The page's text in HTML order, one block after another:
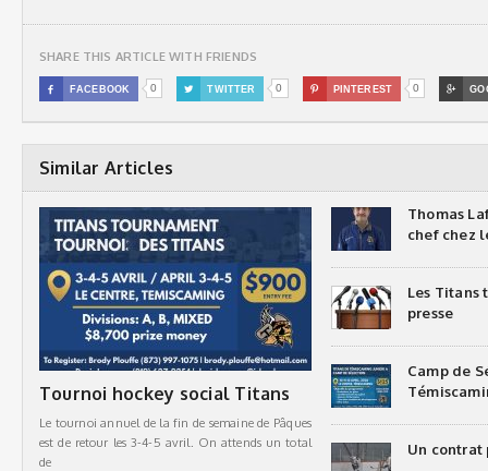
SHARE THIS ARTICLE WITH FRIENDS
 FACEBOOK 0  TWITTER 0  PINTEREST 0 
Similar Articles
Tournoi hockey social Titans
Le tournoi annuel de la fin de semaine de Pâques
est de retour les 3-4-5 avril. On attends un total
de
Thomas
chef chez
Les Titans
presse
Camp de
Un contrat